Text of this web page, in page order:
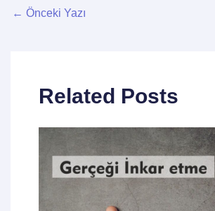
← Önceki Yazı
Related Posts